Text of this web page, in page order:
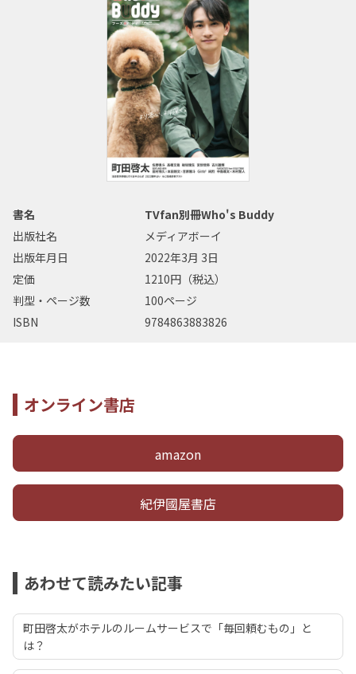
書名
TVfan別冊Who's Buddy
出版社名
メディアボーイ
出版年月日
2022年3月 3日
定価
1210円（税込）
判型・ページ数
100ページ
ISBN
9784863883826
オンライン書店
amazon
紀伊國屋書店
あわせて読みたい記事
町田啓太がホテルのルームサービスで「毎回頼むもの」と
は？